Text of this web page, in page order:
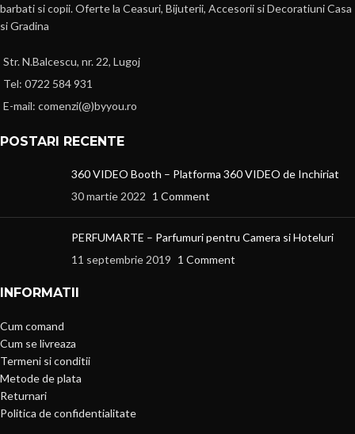
barbati si copii. Oferte la Ceasuri, Bijuterii, Accesorii si Decoratiuni Casa
si Gradina
Str. N.Balcescu, nr. 22, Lugoj
Tel: 0722 584 931
E-mail: comenzi(@)byyou.ro
POSTARI RECENTE
360 VIDEO Booth – Platforma 360 VIDEO de Inchiriat
30 martie 2022 1 Comment
PERFUMARTE – Parfumuri pentru Camera si Hoteluri
11 septembrie 2019 1 Comment
INFORMATII
Cum comand
Cum se livreaza
Termeni si conditii
Metode de plata
Returnari
Politica de confidentialitate